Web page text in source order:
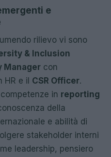
e
rilievo vi sono
& Inclusion
Manager con
e il CSR Officer.
in reporting
della
e abilità di
stakeholder interni
leadership, pensiero